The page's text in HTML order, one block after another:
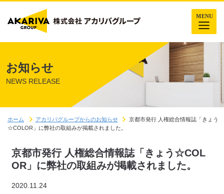
お知らせ
NEWS RELEASE
ホーム アカリバグループからのお知らせ
京都市発行 人権総合情報誌「きょう
☆COLOR」に弊社の取組みが掲載されました。
京都市発行 人権総合情報誌「きょう☆COL
OR」に弊社の取組みが掲載されました。
2020.11.24